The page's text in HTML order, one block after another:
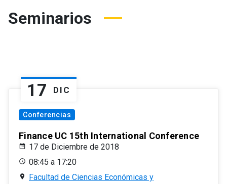
Seminarios
17 DIC
Conferencias
Finance UC 15th International Conference
17 de Diciembre de 2018
08:45 a 17:20
Facultad de Ciencias Económicas y